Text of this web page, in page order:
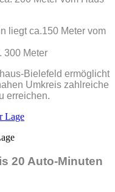
liegt ca.150 Meter vom
300 Meter
Bielefeld ermöglicht
Umkreis zahlreiche
erreichen.
20 Auto-Minuten